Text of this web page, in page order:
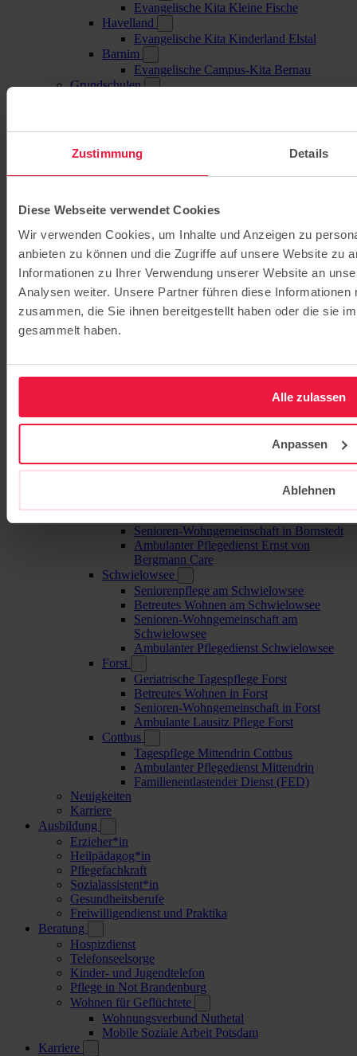
Zustimmung Details
Diese Webseite verwendet Cookies
Wir verwenden Cookies, um Inhalte und Anzeigen zu
anbieten zu können und die Zugriffe auf unsere Website zu
Informationen zu Ihrer Verwendung unserer Website an
Analysen weiter. Unsere Partner führen diese
zusammen, die Sie ihnen bereitgestellt haben oder die sie
gesammelt haben.
Alle zulassen
Anpassen
Ablehnen
Evangelische Kita Kleine Fische
Havelland
Evangelische Kita Kinderland Elstal
Barnim
Evangelische Campus-Kita Bernau
Grundschulen
Evangelische Grundschule Kleinmachnow
Evangelische Grundschule Mahlow
Evangelische Grundschule Werder
Evangelisches Gymnasium Hermannswerder
Evangelische Gesamtschule Kleinmachnow
Evangelisches Gymnasium Kleinmachnow
Evangelische Gesamtschule Werder
Jugendhilfe
Jugendhaus Oase
Internat
Familienbegleitung
Berufliche Schulen
BSH – Berufliche Schulen Hermannswerder
Elisabeth-Schulen (Berlin)
Gesundheitscampus Potsdam
Bildung für nachhaltige Entwicklung
Potsdam
Seniorenpflege am Charlottenhof
Senioren-Wohngemeinschaft in Bornstedt
Ambulanter Pflegedienst Ernst von
Bergmann Care
Schwielowsee
Seniorenpflege am Schwielowsee
Betreutes Wohnen am Schwielowsee
Senioren-Wohngemeinschaft am
Schwielowsee
Ambulanter Pflegedienst Schwielowsee
Forst
Geriatrische Tagespflege Forst
Betreutes Wohnen in Forst
Senioren-Wohngemeinschaft in Forst
Ambulante Lausitz Pflege Forst
Cottbus
Tagespflege Mittendrin Cottbus
Ambulanter Pflegedienst Mittendrin
Familienentlastender Dienst (FED)
Neuigkeiten
Karriere
Ausbildung
Erzieher*in
Heilpädagog*in
Pflegefachkraft
Sozialassistent*in
Gesundheitsberufe
Freiwilligendienst und Praktika
Beratung
Hospizdienst
Telefonseelsorge
Kinder- und Jugendtelefon
Pflege in Not Brandenburg
Wohnen für Geflüchtete
Wohnungsverbund Nuthetal
Mobile Soziale Arbeit Potsdam
Karriere